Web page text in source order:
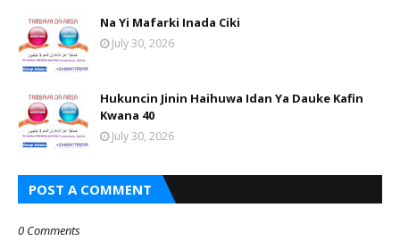
Na Yi Mafarki Inada Ciki
July 30, 2026
Hukuncin Jinin Haihuwa Idan Ya Dauke Kafin
Kwana 40
July 30, 2026
POST A COMMENT
0 Comments